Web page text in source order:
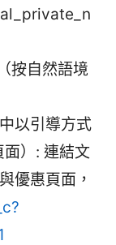
按自然語境
以引導方式
）: 連結文
優惠頁面，